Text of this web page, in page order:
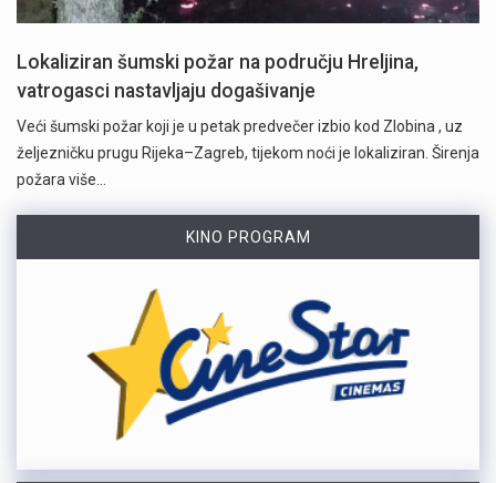
Lokaliziran šumski požar na području Hreljina,
vatrogasci nastavljaju dogašivanje
Veći šumski požar koji je u petak predvečer izbio kod Zlobina , uz
željezničku prugu Rijeka–Zagreb, tijekom noći je lokaliziran. Širenja
požara više…
KINO PROGRAM